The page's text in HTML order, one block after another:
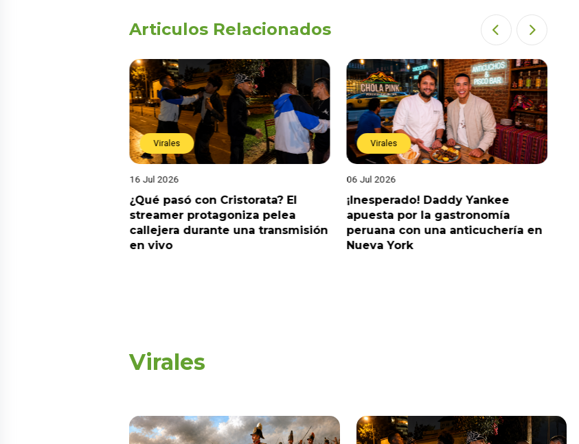
Articulos Relacionados
Virales
16 Jul 2026
¿Qué pasó con Cristorata? El
streamer protagoniza pelea
callejera durante una transmisión
en vivo
Virales
06 Jul 2026
¡Inesperado! Daddy Yankee
apuesta por la gastronomía
peruana con una anticuchería en
Nueva York
Virales